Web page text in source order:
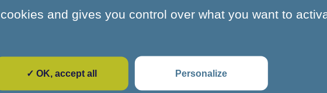
Le technicien informatique de proximité accompagne les
leurs équipements numériques.
02 Nov 2026 au 14 Mai 2027
Site de Melun
and gives you control over what you want to
✓ OK, accept all Personalize